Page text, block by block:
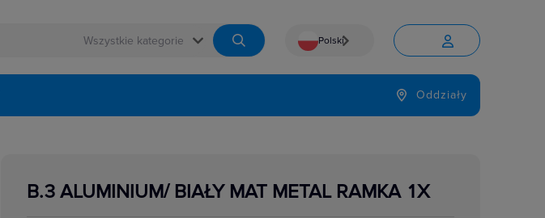
 Polski
Język

Oddziały
B.3 ALUMINIUM/ BIAŁY MAT METAL RAMKA 1X